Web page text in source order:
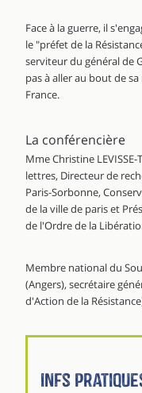
Face à la guerre, il
le "préfet de la
serviteur du général de
pas à aller au bout de
France.
La conférencière
Mme Christine
lettres, Directeur de
Paris-Sorbonne,
de la ville de paris et
de l'Ordre de la
Membre national du
(Angers), secrétaire
d'Action de la
Infs